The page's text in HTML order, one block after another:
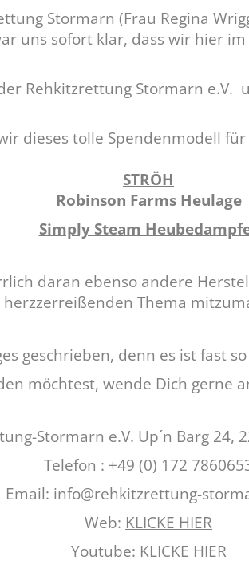
Stormarn (Frau Regina
uns sofort klar, dass wir hier
Rehkitzrettung Stormarn
dieses tolle Spendenmodell
STRÖH
Robinson Farms Heulage
Simply Steam
daran ebenso andere
herzzerreißenden Thema
geschrieben, denn es ist fast
möchtest, wende Dich gerne
Stormarn e.V. Up´n Barg 24,
Telefon : +49 (0) 172
Email: info@rehkitzrettung-
Web: KLICKE HIER
Youtube: KLICKE HIER